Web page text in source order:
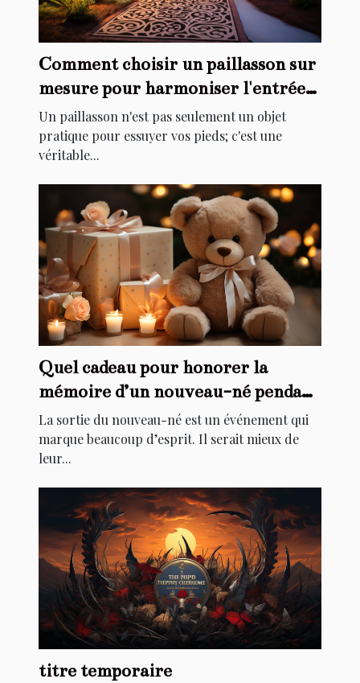
Comment choisir un paillasson sur
mesure pour harmoniser l'entrée
de votre maison
Un paillasson n'est pas seulement un objet
pratique pour essuyer vos pieds; c'est une
véritable...
Quel cadeau pour honorer la
mémoire d’un nouveau-né pendant
son baptême ?
La sortie du nouveau-né est un événement qui
marque beaucoup d’esprit. Il serait mieux de
leur...
titre temporaire